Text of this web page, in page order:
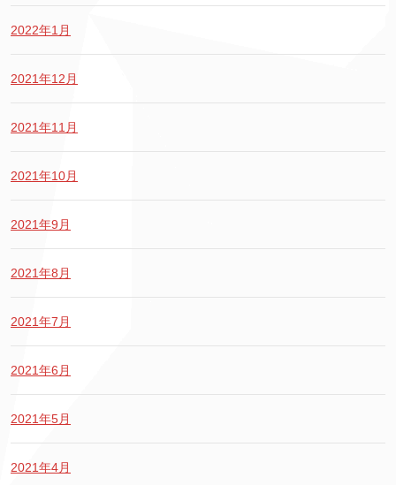
2022年1月
2021年12月
2021年11月
2021年10月
2021年9月
2021年8月
2021年7月
2021年6月
2021年5月
2021年4月